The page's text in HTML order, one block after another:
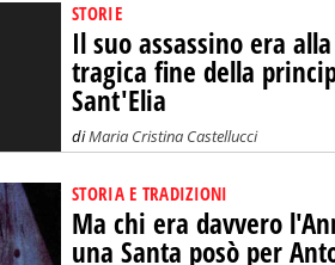
STORIE
Il suo assassino era
tragica fine della
Sant'Elia
diMaria Cristina Castellucci
STORIA E TRADIZIONI
Ma chi era davvero
una Santa posò per